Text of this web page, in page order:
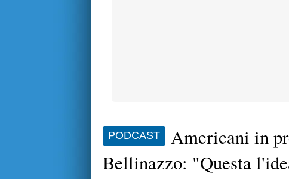
PODCAST
Americani in
Bellinazzo: "Questa